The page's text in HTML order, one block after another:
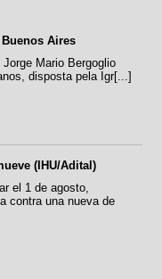
Aires
Mario Bergoglio
disposta pela Igr[...]
(IHU/Adital)
el 1 de agosto,
contra una nueva de